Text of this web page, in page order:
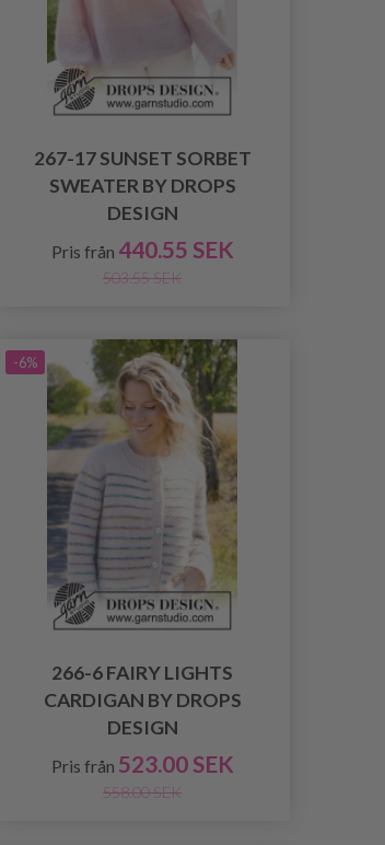
267-17 SUNSET SORBET
SWEATER BY DROPS
DESIGN
Pris från 440.55 SEK
503.55 SEK
-6%
266-6 FAIRY LIGHTS
CARDIGAN BY DROPS
DESIGN
Pris från 523.00 SEK
558.00 SEK